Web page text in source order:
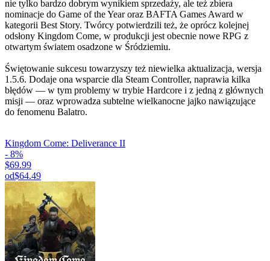
nie tylko bardzo dobrym wynikiem sprzedaży, ale też zbiera
nominacje do Game of the Year oraz BAFTA Games Award w
kategorii Best Story. Twórcy potwierdzili też, że oprócz kolejnej
odsłony Kingdom Come, w produkcji jest obecnie nowe RPG z
otwartym światem osadzone w Śródziemiu.
Świętowanie sukcesu towarzyszy też niewielka aktualizacja, wersja
1.5.6. Dodaje ona wsparcie dla Steam Controller, naprawia kilka
błędów — w tym problemy w trybie Hardcore i z jedną z głównych
misji — oraz wprowadza subtelne wielkanocne jajko nawiązujące
do fenomenu Balatro.
Kingdom Come: Deliverance II
- 8%
$69.99
od$64.49